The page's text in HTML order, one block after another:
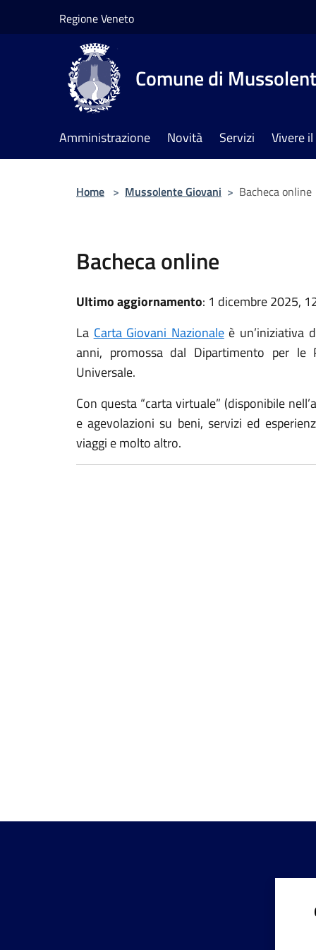
Regione Veneto
Comune di
Amministrazione Novità Servizi Vivere
Home > Mussolente Giovani > Bacheca online
Bacheca online
Ultimo aggiornamento: 1 dicembre 2025,
La Carta Giovani Nazionaleè un’iniziativa
anni, promossa dal Dipartimento per le
Universale.
Con questa “carta virtuale” (disponibile
e agevolazioni su beni, servizi ed
viaggi e molto altro.